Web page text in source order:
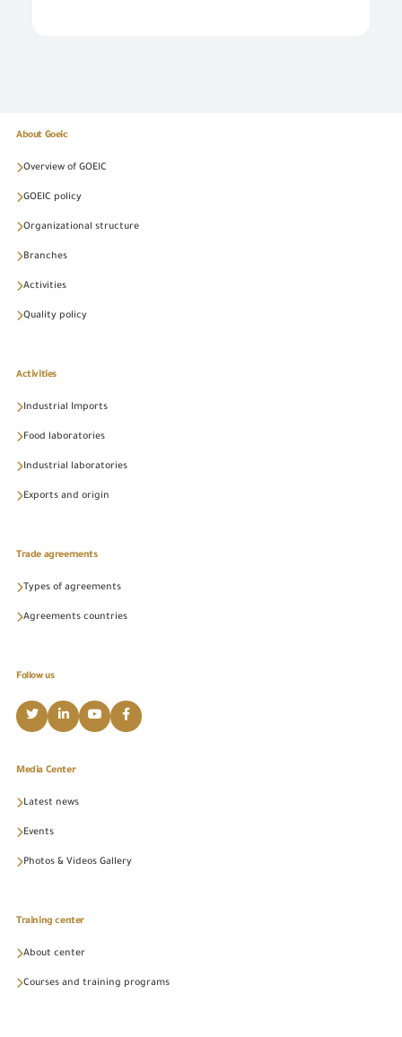
About Goeic
Overview of GOEIC
GOEIC policy
Organizational structure
Branches
Activities
Quality policy
Activities
Industrial Imports
Food laboratories
Industrial laboratories
Exports and origin
Trade agreements
Types of agreements
Agreements countries
Follow us
Media Center
Latest news
Events
Photos & Videos Gallery
Training center
About center
Courses and training programs